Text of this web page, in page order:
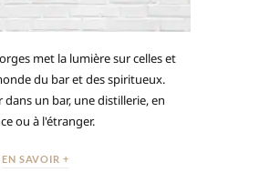
met la lumière sur celles et
du bar et des spiritueux.
un bar, une distillerie, en
ou à l'étranger.
EN SAVOIR +